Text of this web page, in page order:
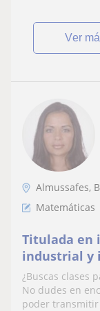
ver
Almussafes,
Matemáticas
Titulada en
industrial y
industrial
¿Buscas clases
No dudes en
poder transmitir